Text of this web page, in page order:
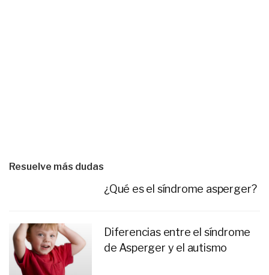
Resuelve más dudas
¿Qué es el síndrome asperger?
Diferencias entre el síndrome
de Asperger y el autismo